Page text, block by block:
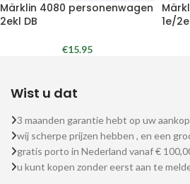
Märklin 4080 personenwagen
2ekl DB
€15.95
1e/
Wist u dat
3 maanden garantie hebt op uw
wij scherpe prijzen hebben , en een
gratis porto in Nederland vanaf €
u kunt kopen zonder eerst aan te